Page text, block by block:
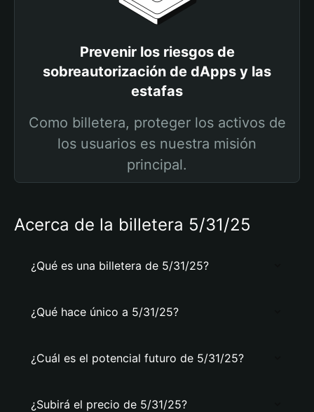
Prevenir los riesgos de
sobreautorización de dApps y las
estafas
Como billetera, proteger los activos de
los usuarios es nuestra misión
principal.
Acerca de la billetera 5/31/25
¿Qué es una billetera de 5/31/25?
¿Qué hace único a 5/31/25?
¿Cuál es el potencial futuro de 5/31/25?
¿Subirá el precio de 5/31/25?